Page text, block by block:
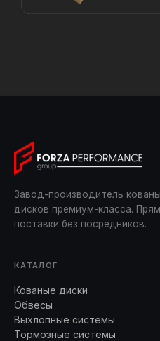
Завод-производитель
дисков премиум-класса.
поставки без посредников.
КАТАЛОГ
Кованые диски
Обвесы
Выхлопные системы
Тормозные системы